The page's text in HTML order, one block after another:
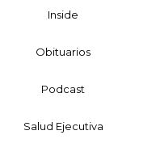
Inside
Obituarios
Podcast
Salud Ejecutiva